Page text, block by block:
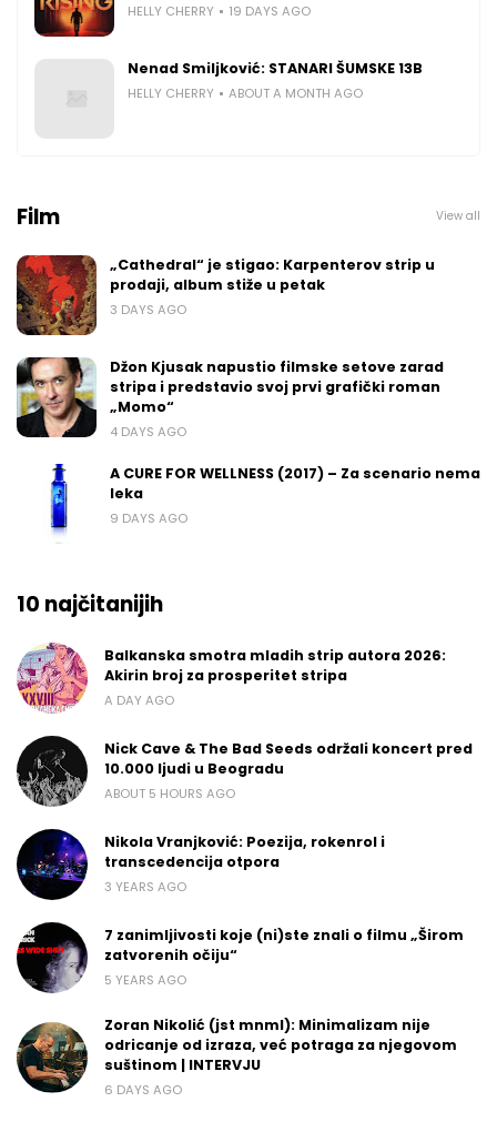
HELLY CHERRY 19 DAYS AGO
Nenad Smiljković: STANARI ŠUMSKE 13B
HELLY CHERRY ABOUT A MONTH AGO
Film View all
„Cathedral“ je stigao: Karpenterov strip u
prodaji, album stiže u petak
3 DAYS AGO
Džon Kjusak napustio filmske setove zarad
stripa i predstavio svoj prvi grafički roman
„Momo“
4 DAYS AGO
A CURE FOR WELLNESS (2017) – Za scenario nema
leka
9 DAYS AGO
10 najčitanijih
Balkanska smotra mladih strip autora 2026:
Akirin broj za prosperitet stripa
A DAY AGO
Nick Cave & The Bad Seeds održali koncert pred
10.000 ljudi u Beogradu
ABOUT 5 HOURS AGO
Nikola Vranjković: Poezija, rokenrol i
transcedencija otpora
3 YEARS AGO
7 zanimljivosti koje (ni)ste znali o filmu „Širom
zatvorenih očiju“
5 YEARS AGO
Zoran Nikolić (jst mnml): Minimalizam nije
odricanje od izraza, već potraga za njegovom
suštinom | INTERVJU
6 DAYS AGO